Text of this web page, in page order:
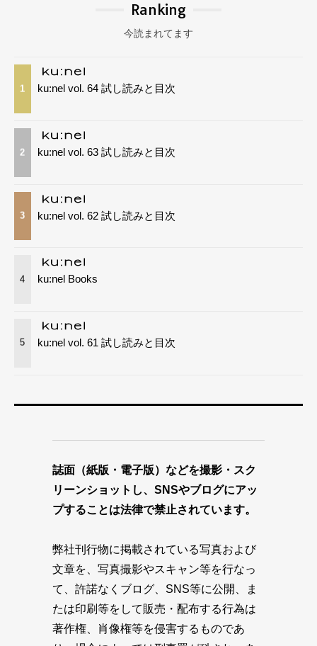
Ranking
今読まれてます
1 ku:nel vol. 64 試し読みと目次
2 ku:nel vol. 63 試し読みと目次
3 ku:nel vol. 62 試し読みと目次
4 ku:nel Books
5 ku:nel vol. 61 試し読みと目次
誌面（紙版・電子版）などを撮影・スク
リーンショットし、SNSやブログにアッ
プすることは法律で禁止されています。
弊社刊行物に掲載されている写真および
文章を、写真撮影やスキャン等を行なっ
て、許諾なくブログ、SNS等に公開、ま
たは印刷等をして販売・配布する行為は
著作権、肖像権等を侵害するものであ